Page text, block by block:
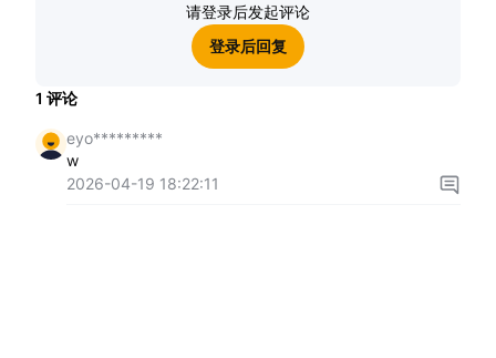
请登录后发起评论
登录后回复
1 评论
eyo*********
w
2026-04-19 18:22:11